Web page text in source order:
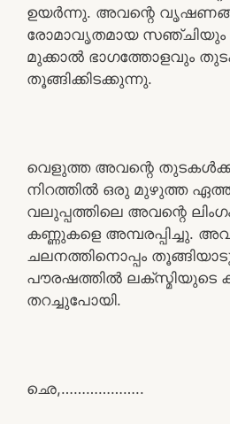
ഉയർന്നു. അവന്റെ
രോമാവൃതമായ സഞ്ചിയും
മുക്കാൽ ഭാഗത്തോളവും
തൂങ്ങിക്കിടക്കുന്നു.
വെളുത്ത അവന്റെ
നിറത്തിൽ ഒരു മുഴുത്ത
വലുപ്പത്തിലെ അവന്റെ
കണ്ണുകളെ അമ്പരപ്പിച്ചു.
ചലനത്തിനൊപ്പം
പൗരഷത്തിൽ ലക്സ്മിയുടെ
തറച്ചുപോയി.
ഛെ,………………..